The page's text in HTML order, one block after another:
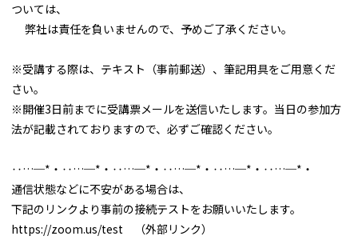
ついては、
弊社は責任を負いませんので、予めご了承ください。
※受講する際は、テキスト（事前郵送）、筆記用具をご用意くだ
さい。
※開催3日前までに受講票メールを送信いたします。当日の参加方
法が記載されておりますので、必ずご確認ください。
‥…─*・‥…─*・‥…─*・‥…─*・‥…─*・‥…─*・
通信状態などに不安がある場合は、
下記のリンクより事前の接続テストをお願いいたします。
https://zoom.us/test （外部リンク）